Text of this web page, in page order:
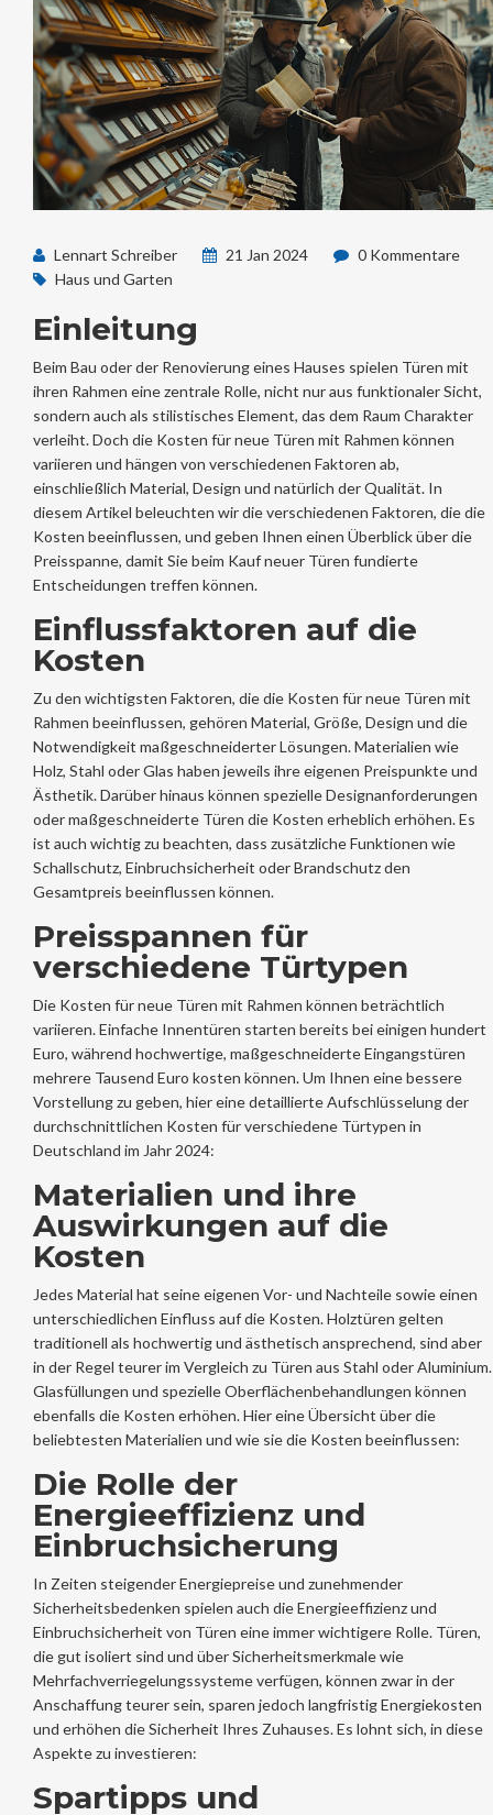
Lennart Schreiber 21 Jan 2024
0 Kommentare
Haus und Garten
Einleitung
Beim Bau oder der Renovierung eines Hauses spielen Türen mit
ihren Rahmen eine zentrale Rolle, nicht nur aus funktionaler Sicht,
sondern auch als stilistisches Element, das dem Raum Charakter
verleiht. Doch die Kosten für neue Türen mit Rahmen können
variieren und hängen von verschiedenen Faktoren ab,
einschließlich Material, Design und natürlich der Qualität. In
diesem Artikel beleuchten wir die verschiedenen Faktoren, die die
Kosten beeinflussen, und geben Ihnen einen Überblick über die
Preisspanne, damit Sie beim Kauf neuer Türen fundierte
Entscheidungen treffen können.
Einflussfaktoren auf die
Kosten
Zu den wichtigsten Faktoren, die die Kosten für neue Türen mit
Rahmen beeinflussen, gehören Material, Größe, Design und die
Notwendigkeit maßgeschneiderter Lösungen. Materialien wie
Holz, Stahl oder Glas haben jeweils ihre eigenen Preispunkte und
Ästhetik. Darüber hinaus können spezielle Designanforderungen
oder maßgeschneiderte Türen die Kosten erheblich erhöhen. Es
ist auch wichtig zu beachten, dass zusätzliche Funktionen wie
Schallschutz, Einbruchsicherheit oder Brandschutz den
Gesamtpreis beeinflussen können.
Preisspannen für
verschiedene Türtypen
Die Kosten für neue Türen mit Rahmen können beträchtlich
variieren. Einfache Innentüren starten bereits bei einigen hundert
Euro, während hochwertige, maßgeschneiderte Eingangstüren
mehrere Tausend Euro kosten können. Um Ihnen eine bessere
Vorstellung zu geben, hier eine detaillierte Aufschlüsselung der
durchschnittlichen Kosten für verschiedene Türtypen in
Deutschland im Jahr 2024:
Materialien und ihre
Auswirkungen auf die
Kosten
Jedes Material hat seine eigenen Vor- und Nachteile sowie einen
unterschiedlichen Einfluss auf die Kosten. Holztüren gelten
traditionell als hochwertig und ästhetisch ansprechend, sind aber
in der Regel teurer im Vergleich zu Türen aus Stahl oder Aluminium.
Glasfüllungen und spezielle Oberflächenbehandlungen können
ebenfalls die Kosten erhöhen. Hier eine Übersicht über die
beliebtesten Materialien und wie sie die Kosten beeinflussen:
Die Rolle der
Energieeffizienz und
Einbruchsicherung
In Zeiten steigender Energiepreise und zunehmender
Sicherheitsbedenken spielen auch die Energieeffizienz und
Einbruchsicherheit von Türen eine immer wichtigere Rolle. Türen,
die gut isoliert sind und über Sicherheitsmerkmale wie
Mehrfachverriegelungssysteme verfügen, können zwar in der
Anschaffung teurer sein, sparen jedoch langfristig Energiekosten
und erhöhen die Sicherheit Ihres Zuhauses. Es lohnt sich, in diese
Aspekte zu investieren:
Spartipps und